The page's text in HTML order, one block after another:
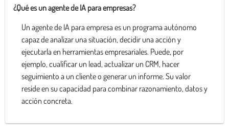
¿Qué es un agente de IA para empresas?
Un agente de IA para empresa es un programa autónomo
capaz de analizar una situación, decidir una acción y
ejecutarla en herramientas empresariales. Puede, por
ejemplo, cualificar un lead, actualizar un CRM, hacer
seguimiento a un cliente o generar un informe. Su valor
reside en su capacidad para combinar razonamiento, datos y
acción concreta.